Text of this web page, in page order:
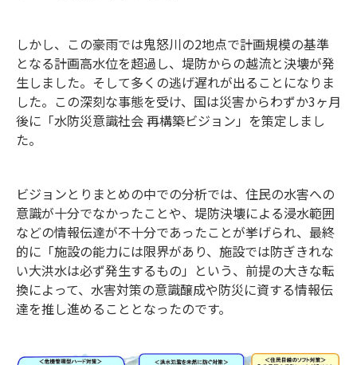
しかし、この豪雨では鬼怒川の2地点で計画規模の基準
となる計画高水位を超過し、堤防からの越流と決壊が発
生しました。そして多くの逃げ遅れが出ることになりま
した。この深刻な事態を受け、国は災害からわずか3ヶ月
後に「水防災意識社会 再構築ビジョン」を策定しまし
た。
ビジョンとりまとめの中での分析では、住民の水害への
意識が十分でなかったことや、堤防決壊による浸水範囲
などの情報伝達が不十分であったことが挙げられ、最終
的に「施設の能力には限界があり、施設では防ぎきれな
い大洪水は必ず発生するもの」という、前提の大きな転
換によって、水害対策の意識醸成や防災に資する情報伝
達を推し進めることとなったのです。